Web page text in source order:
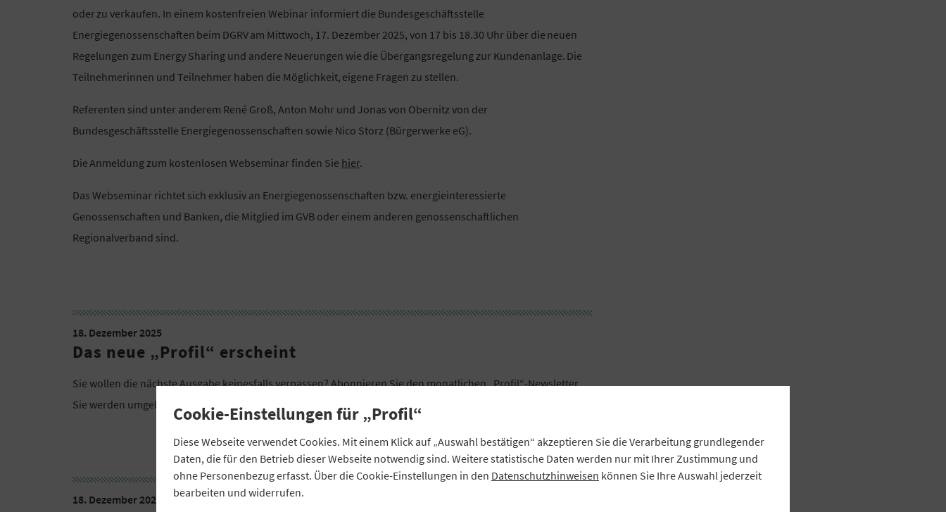
oder zu verkaufen. In einem kostenfreien Webinar informiert die Bundesgeschäftsstelle
Energiegenossenschaften beim DGRV am Mittwoch, 17. Dezember 2025, von 17 bis 18.30 Uhr über die neuen
Regelungen zum Energy Sharing und andere Neuerungen wie die Übergangsregelung zur Kundenanlage. Die
Teilnehmerinnen und Teilnehmer haben die Möglichkeit, eigene Fragen zu stellen.
Referenten sind unter anderem René Groß, Anton Mohr und Jonas von Obernitz von der
Bundesgeschäftsstelle Energiegenossenschaften sowie Nico Storz (Bürgerwerke eG).
Die Anmeldung zum kostenlosen Webseminar finden Sie hier.
Das Webseminar richtet sich exklusiv an Energiegenossenschaften bzw. energieinteressierte
Genossenschaften und Banken, die Mitglied im GVB oder einem anderen genossenschaftlichen
Regionalverband sind.
18. Dezember 2025
Das neue „Profil“ erscheint
Sie wollen die nächste Ausgabe keinesfalls verpassen?Abonnieren Sie den monatlichen „Profil“-Newsletter.
Sie werden umgehend informiert, sobald das neue Magazin verfügbar ist.
18. Dezember 2025
Cookie-Einstellungen für „Profil“
Diese Webseite verwendet Cookies. Mit einem Klick auf „Auswahl bestätigen“ akzeptieren Sie die Verarbeitung grundlegender
Daten, die für den Betrieb dieser Webseite notwendig sind. Weitere statistische Daten werden nur mit Ihrer Zustimmung und
ohne Personenbezug erfasst. Über die Cookie-Einstellungen in den Datenschutzhinweisen können Sie Ihre Auswahl jederzeit
bearbeiten und widerrufen.